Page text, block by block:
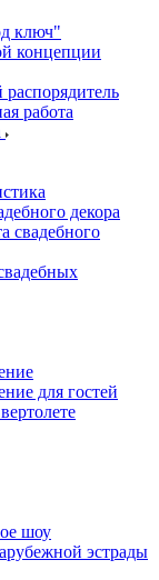
ключ"
концепции
работа
декора
свадебного
для гостей
шоу
эстрады